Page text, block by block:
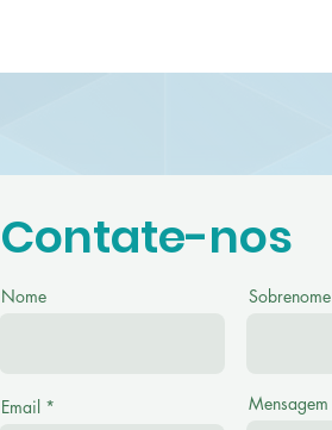
Contate-nos
Nome Sobrenome
Email Mensagem